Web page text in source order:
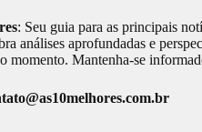
: Seu guia para as principais
análises aprofundadas e
momento. Mantenha-se